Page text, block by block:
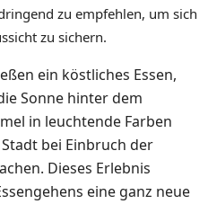
zu empfehlen, um sich
zu sichern.
ein köstliches Essen,
Sonne hinter dem
in leuchtende Farben
bei Einbruch der
Dieses Erlebnis
eine ganz neue